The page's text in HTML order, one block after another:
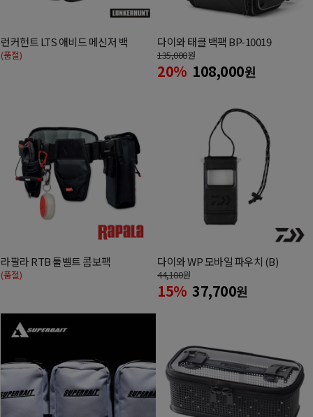
런커헌트 LTS 애비드 메신저 백
(품절)
다이와 태클 백팩 BP-10019
135,000원
20% 108,000원
라팔라 RTB 툴벨트 콤보팩
(품절)
다이와 WP 모바일 파우치 (B)
44,100원
15% 37,700원